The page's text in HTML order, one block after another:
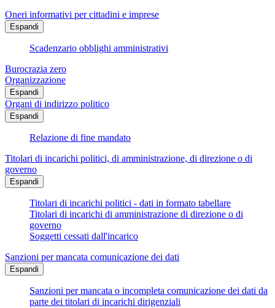
Oneri informativi per cittadini e imprese
Espandi
Scadenzario obblighi amministrativi
Burocrazia zero
Organizzazione
Espandi
Organi di indirizzo politico
Espandi
Relazione di fine mandato
Titolari di incarichi politici, di amministrazione, di direzione o di
governo
Espandi
Titolari di incarichi politici - dati in formato tabellare
Titolari di incarichi di amministrazione di direzione o di
governo
Soggetti cessati dall'incarico
Sanzioni per mancata comunicazione dei dati
Espandi
Sanzioni per mancata o incompleta comunicazione dei dati da
parte dei titolari di incarichi dirigenziali